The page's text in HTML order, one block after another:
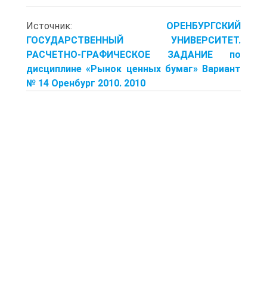
Источник: ОРЕНБУРГСКИЙ
ГОСУДАРСТВЕННЫЙ УНИВЕРСИТЕТ.
РАСЧЕТНО-ГРАФИЧЕСКОЕ ЗАДАНИЕ по
дисциплине «Рынок ценных бумаг» Вариант
№ 14 Оренбург 2010. 2010